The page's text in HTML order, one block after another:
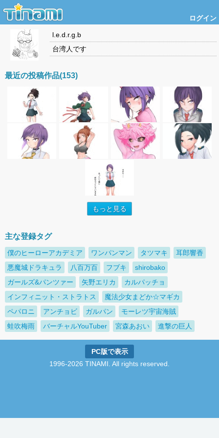
ログイン
l.e.d.r.g.b
台湾人です
最近の投稿作品(153)
もっと見る
主な登録タグ
僕のヒーローアカデミア ワンパンマン タツマキ
耳郎響香
悪魔城ドラキュラ
八百万百 フブキ
shirobako
ガールズ&パンツァー
矢野エリカ
カルパッチョ
インフィニット・ストラトス
魔法少女まどか☆マギカ
ペパロニ
アンチョビ ガルパン
モーレツ宇宙海賊
蛙吹梅雨
バーチャルYouTuber 宮森あおい 進撃の巨人
PC版で表示
1996-2026 TINAMI. All rights reserved.